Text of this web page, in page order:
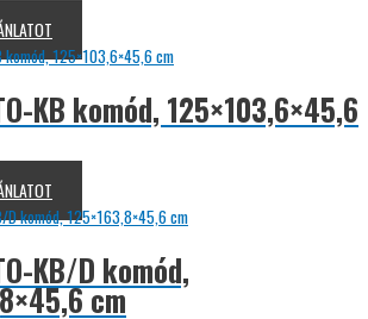
KB komód, 125×103,6×45,6
KB/D komód,
cm